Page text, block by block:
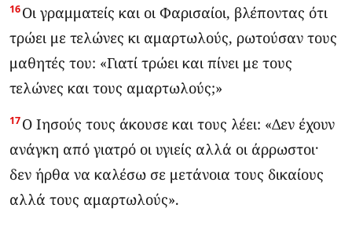
16Οι γραμματείς και οι Φαρισαίοι, βλέποντας ότι
τρώει με τελώνες κι αμαρτωλούς, ρωτούσαν τους
μαθητές του: «Γιατί τρώει και πίνει με τους
τελώνες και τους αμαρτωλούς;»
17Ο Ιησούς τους άκουσε και τους λέει: «Δεν έχουν
ανάγκη από γιατρό οι υγιείς αλλά οι άρρωστοι·
δεν ήρθα να καλέσω σε μετάνοια τους δικαίους
αλλά τους αμαρτωλούς».